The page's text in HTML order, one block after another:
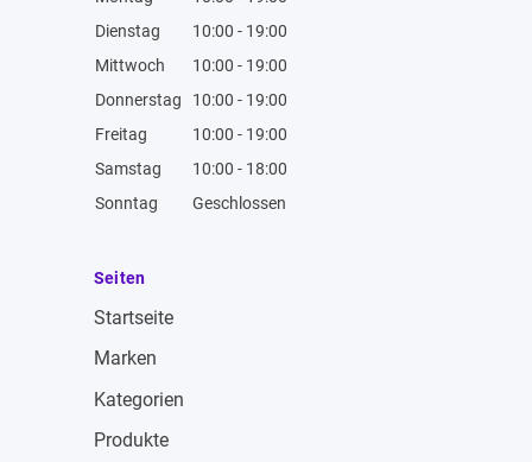
Dienstag
10:00 - 19:00
Mittwoch
10:00 - 19:00
Donnerstag
10:00 - 19:00
Freitag
10:00 - 19:00
Samstag
10:00 - 18:00
Sonntag
Geschlossen
Seiten
Startseite
Marken
Kategorien
Produkte